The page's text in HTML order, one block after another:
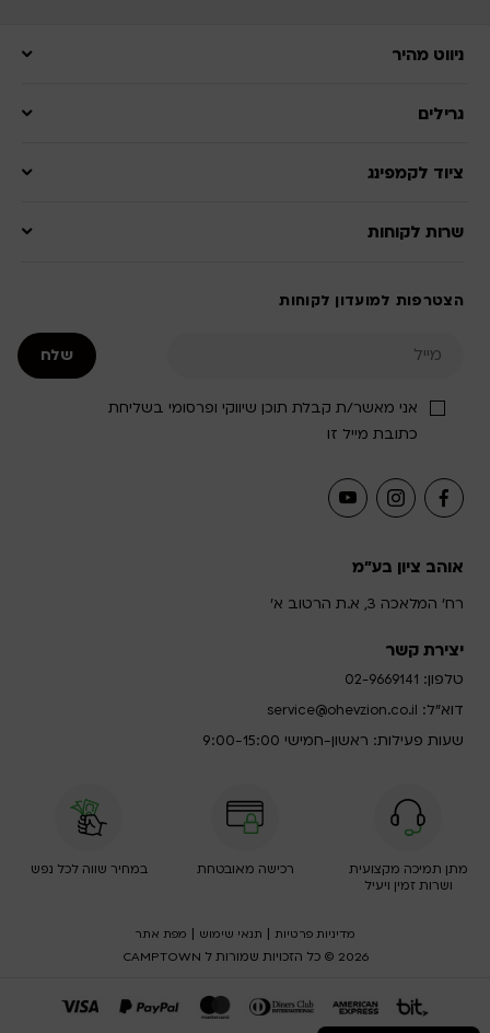
אוהב ציון בע"מ
רח' המלאכה 3, א.ת הרטוב א'
יצירת קשר
טלפון: 02-9669141
דוא”ל: service@ohevzion.co.il
שעות פעילות: ראשון-חמישי 9:00-15:00
ניווט מהיר
גרילים
ציוד לקמפינג
שרות לקוחות
הצטרפות למועדון לקוחות
אני מאשר/ת קבלת תוכן שיווקי ופרסומי בשליחת
כתובת מייל זו
מתן תמיכה מקצועית
ושרות זמין ויעיל
רכישה מאובטחת במחיר שווה לכל נפש
מדיניות פרטיות | תנאי שימוש | מפת אתר
2026 © כל הזכויות שמורות ל CAMPTOWN